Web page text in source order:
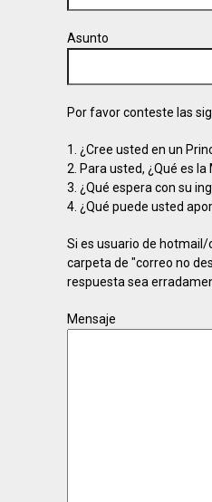
Asunto
Por favor conteste las
1. ¿Cree usted en un
2. Para usted, ¿Qué es la
3. ¿Qué espera con su
4. ¿Qué puede usted
Si es usuario de
carpeta de "correo no
respuesta sea
Mensaje